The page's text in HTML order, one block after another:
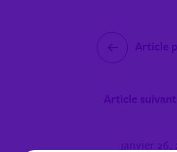
Article
Article suivant
janvier 26,